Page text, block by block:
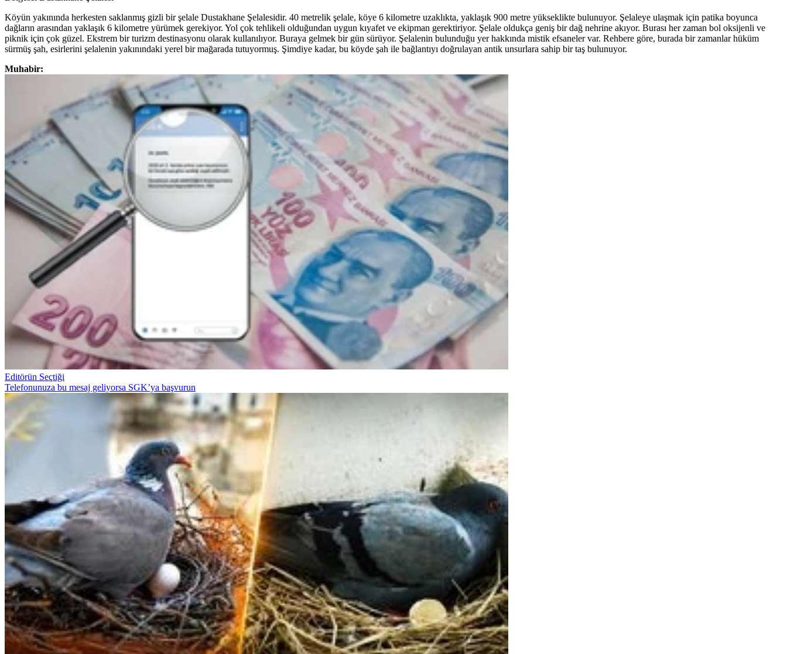
Köyün yakınında herkesten saklanmış gizli bir şelale Dustakhane Şelalesidir. 40 metrelik şelale, köye 6 kilometre uzaklıkta, yaklaşık 900 metre yükseklikte bulunuyor. Şelaleye ulaşmak için patika boyunca
dağların arasından yaklaşık 6 kilometre yürümek gerekiyor. Yol çok tehlikeli olduğundan uygun kıyafet ve ekipman gerektiriyor. Şelale oldukça geniş bir dağ nehrine akıyor. Burası her zaman bol oksijenli ve
piknik için çok güzel. Ekstrem bir turizm destinasyonu olarak kullanılıyor. Buraya gelmek bir gün sürüyor. Şelalenin bulunduğu yer hakkında mistik efsaneler var. Rehbere göre, burada bir zamanlar hüküm
sürmüş şah, esirlerini şelalenin yakınındaki yerel bir mağarada tutuyormuş. Şimdiye kadar, bu köyde şah ile bağlantıyı doğrulayan antik unsurlara sahip bir taş bulunuyor.
Muhabir:
Editörün Seçtiği
Telefonunuza bu mesaj geliyorsa SGK’ya başvurun